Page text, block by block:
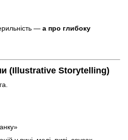
— а про глибоку
(Illustrative Storytelling)